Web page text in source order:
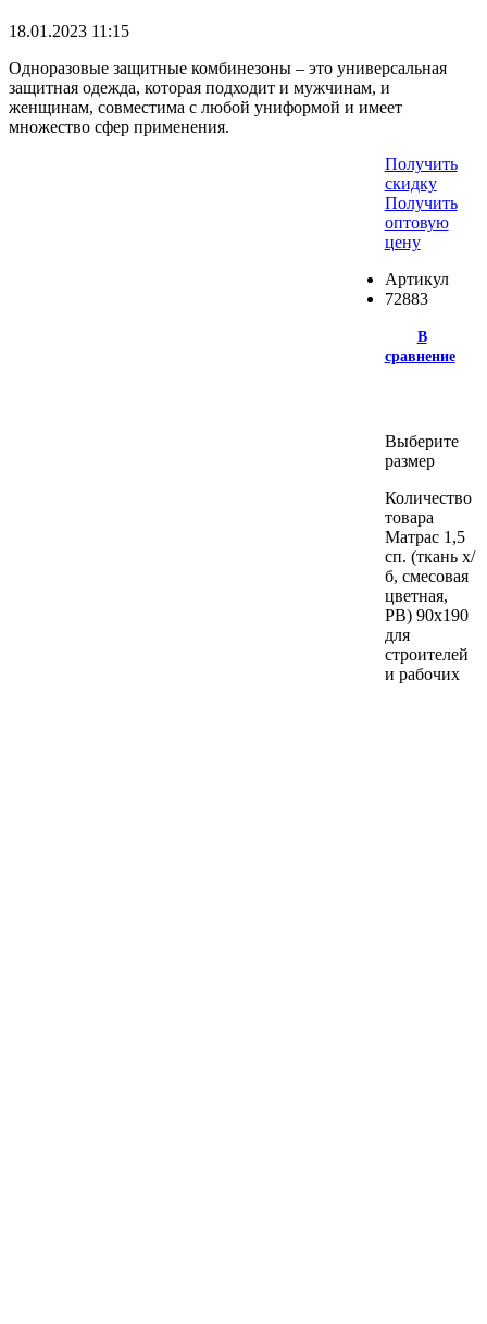
18.01.2023 11:15
Одноразовые защитные комбинезоны – это универсальная
защитная одежда, которая подходит и мужчинам, и
женщинам, совместима с любой униформой и имеет
множество сфер применения.
Получить
скидку
Получить
оптовую
цену
Артикул
72883
В
сравнение
Выберите
размер
Количество
товара
Матрас 1,5
сп. (ткань х/
б, смесовая
цветная,
РВ) 90х190
для
строителей
и рабочих